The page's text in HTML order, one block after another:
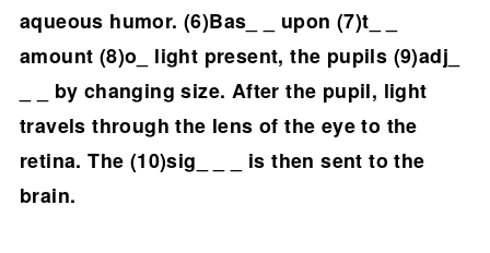
aqueous humor. (6)Bas_ _ upon (7)t_ _
amount (8)o_ light present, the pupils (9)adj_
_ _ by changing size. After the pupil, light
travels through the lens of the eye to the
retina. The (10)sig_ _ _ is then sent to the
brain.